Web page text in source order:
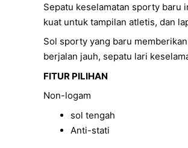
Sepatu keselamatan sporty baru
kuat untuk tampilan atletis, dan
Sol sporty yang baru
berjalan jauh, sepatu lari
FITUR PILIHAN
Non-logam
sol tengah
Anti-stati